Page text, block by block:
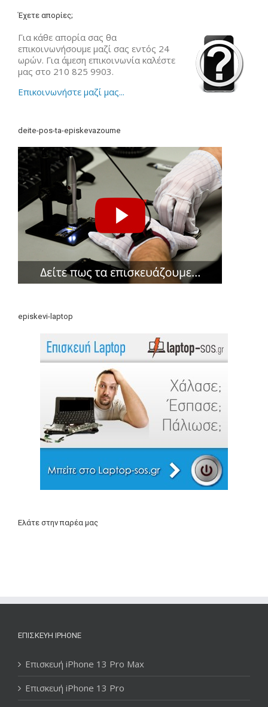
Έχετε απορίες;
Για κάθε απορία σας θα
επικοινωνήσουμε μαζί σας εντός 24
ωρών. Για άμεση επικοινωνία καλέστε
μας στο 210 825 9903.
Επικοινωνήστε μαζί μας...
deite-pos-ta-episkevazoume
episkevi-laptop
Ελάτε στην παρέα μας
ΕΠΙΣΚΕΥΉ IPHONE
Επισκευή iPhone 13 Pro Max
Επισκευή iPhone 13 Pro